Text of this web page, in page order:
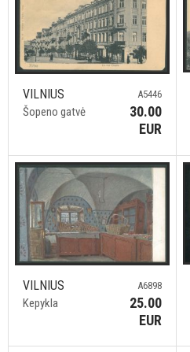
VILNIUS
Šopeno gatvė
A5446
30.00
EUR
VILNIUS
Kepykla
A6898
25.00
EUR